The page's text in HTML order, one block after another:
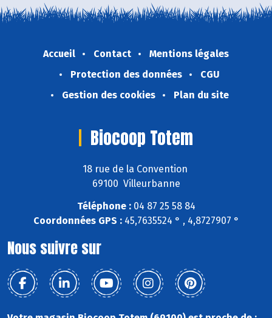
Accueil Contact
Mentions légales
Protection des données
CGU
Gestion des cookies
Plan du site
Biocoop Totem
18 rue de la Convention
69100 Villeurbanne
Téléphone :04 87 25 58 84
Coordonnées GPS :45,7635524 ° , 4,8727907 °
Nous suivre sur